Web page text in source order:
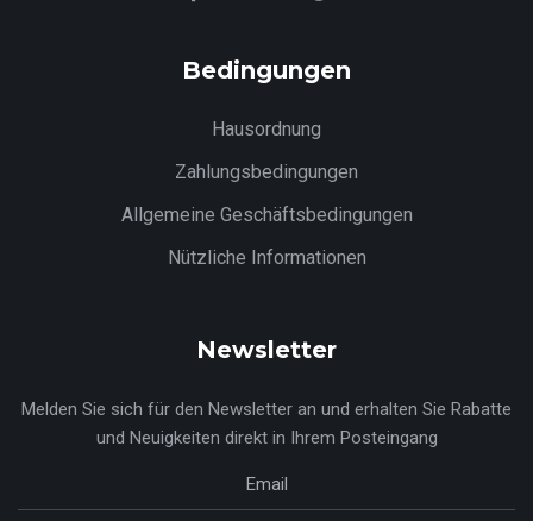
Bedingungen
Hausordnung
Zahlungsbedingungen
Allgemeine Geschäftsbedingungen
Nützliche Informationen
Newsletter
Melden Sie sich für den Newsletter an und erhalten Sie Rabatte
und Neuigkeiten direkt in Ihrem Posteingang